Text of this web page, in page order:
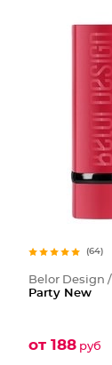
(64)
Belor Design
Party New
от 188 руб